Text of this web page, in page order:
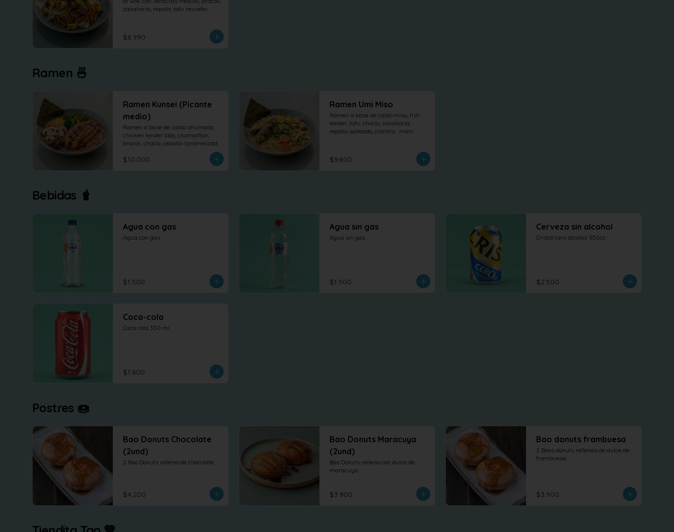
zanahoria, repollo. tofu revuelto
$8.990
Ramen 🍜
Ramen Kunsei (Picante
medio)
Ramen a base de caldo ahumado,
chicken tender bbq, champiñon,
brocoli, choclo, cebolla caramelizada
$10.000
Ramen Umi Miso
Ramen a base de caldo miso, fish
tender, tofu, choclo, zanahoria,
repollo salteado, cilantro , maní
$9.800
Bebidas 🧋
Agua con gas
Agua con gas
$1.500
Agua sin gas
Agua sin gas
$1.500
Cerveza sin alcohol
Cristal cero alcohol 350cc
$2.500
Coca-cola
Coca cola 350 ml
$1.800
Postres 🍩
Bao Donuts Chocolate
(2und)
2 Bao Donuts rellena de chocolate
$4.200
Bao Donuts Maracuya
(2und)
Bao Donuts relleno con dulce de
maracuya
$3.900
Bao donuts frambuesa
2 Baos donuts rellenas de dulce de
frambuesa
$3.900